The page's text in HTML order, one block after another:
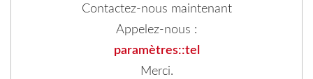
Contactez-nous maintenant
Appelez-nous :
paramètres::tel
Merci.